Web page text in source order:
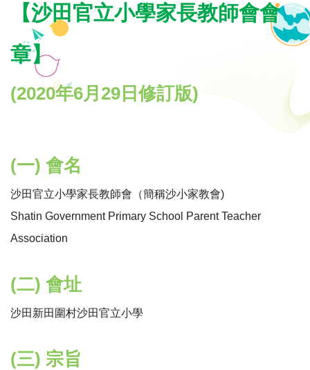
【沙田官立小學家長教師會會
章】
(2020年6月29日修訂版)
(一) 會名
沙田官立小學家長教師會（簡稱沙小家教會)
Shatin Government Primary School Parent Teacher
Association
(二) 會址
沙田新田圍村沙田官立小學
(三) 宗旨